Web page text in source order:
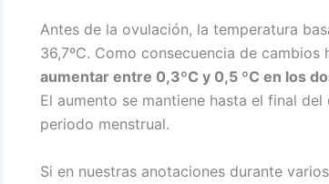
Antes de la ovulación, la temperatura
36,7ºC. Como consecuencia de
aumentar entre 0,3ºC y 0,5 ºC en los
El aumento se mantiene hasta el final
periodo menstrual.
Si en nuestras anotaciones durante